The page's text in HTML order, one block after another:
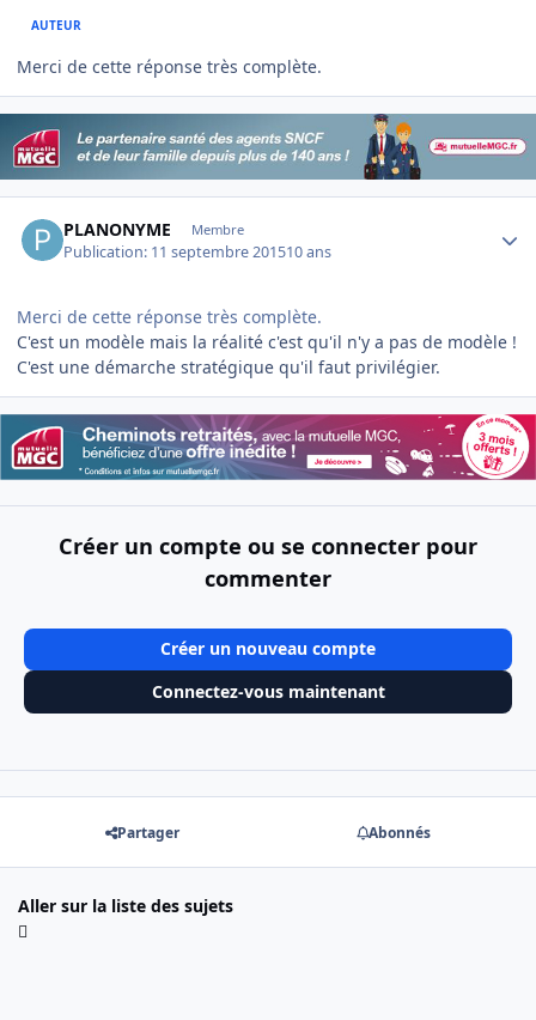
AUTEUR
Merci de cette réponse très complète.
PLANONYME Membre
Publication: 11 septembre 201510 ans
Merci de cette réponse très complète.
C'est un modèle mais la réalité c'est qu'il n'y a pas de modèle !
C'est une démarche stratégique qu'il faut privilégier.
Créer un compte ou se connecter pour
commenter
Créer un nouveau compte
Connectez-vous maintenant
Partager Abonnés
Aller sur la liste des sujets